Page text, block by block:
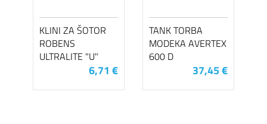
KLINI ZA ŠOTOR
ROBENS
ULTRALITE "U"
6,71 €
TANK TORBA
MODEKA AVERTEX
600 D
37,45 €